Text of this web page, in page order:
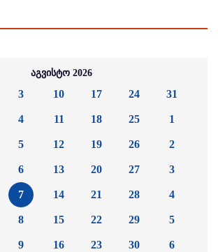
აგვისტო 2026
3
4
5
6
7
8
9
10
11
12
13
14
15
16
17
18
19
20
21
22
23
24
25
26
27
28
29
30
31
1
2
3
4
5
6